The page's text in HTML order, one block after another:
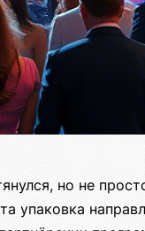
но не
упаковка